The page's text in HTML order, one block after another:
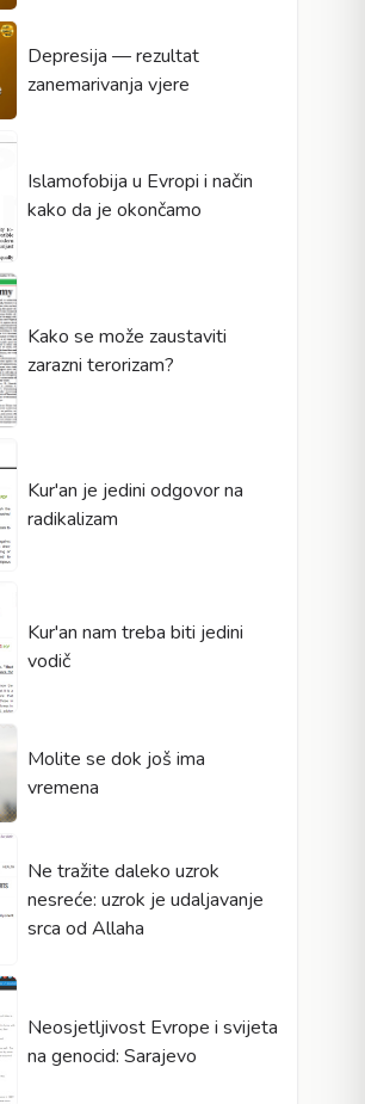
Depresija — rezultat
zanemarivanja vjere
Islamofobija u Evropi i način
kako da je okončamo
Kako se može zaustaviti
zarazni terorizam?
Kur'an je jedini odgovor na
radikalizam
Kur'an nam treba biti jedini
vodič
Molite se dok još ima
vremena
Ne tražite daleko uzrok
nesreće: uzrok je udaljavanje
srca od Allaha
Neosjetljivost Evrope i svijeta
na genocid: Sarajevo